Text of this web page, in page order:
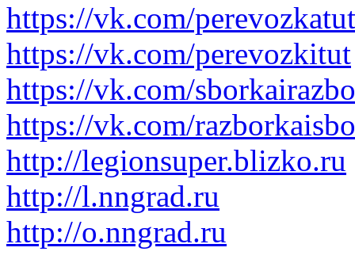
https://vk.com/perevozkatut
https://vk.com/perevozkitut
https://vk.com/
https://vk.com/
http://legionsuper.blizko.ru
http://l.nngrad.ru
http://o.nngrad.ru